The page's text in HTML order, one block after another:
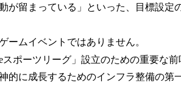
が留まっている」といった、目標設定
ームイベントではありません。
スポーツリーグ」設立のための重要な
的に成長するためのインフラ整備の第